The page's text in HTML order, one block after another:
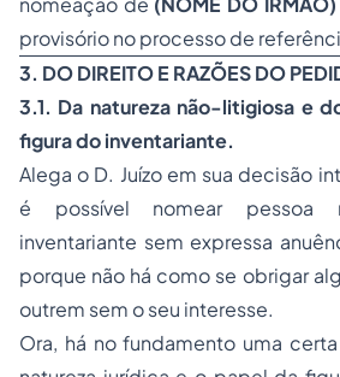
provisório no processo de
3. DO DIREITO E RAZÕES DO
3.1. Da natureza não-litigiosa e
figura do inventariante.
Alega o D. Juízo em sua decisão
é possível nomear pessoa
inventariante sem expressa
porque não há como se obrigar
outrem sem o seu interesse.
Ora, há no fundamento uma